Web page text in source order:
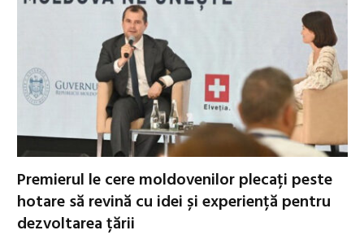
Premierul le cere moldovenilor plecați peste
hotare să revină cu idei și experiență pentru
dezvoltarea țării